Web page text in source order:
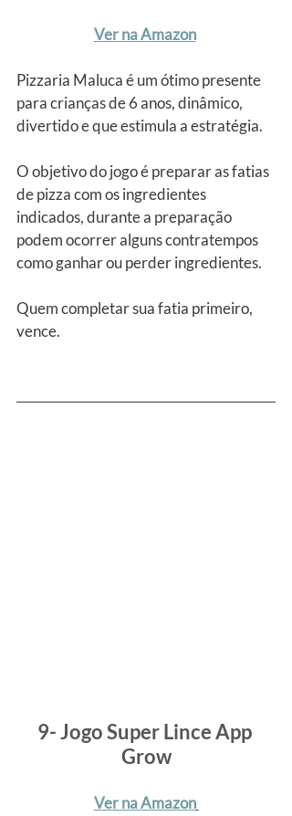
Ver na Amazon
Pizzaria Maluca é um ótimo presente
para crianças de 6 anos, dinâmico,
divertido e que estimula a estratégia.
O objetivo do jogo é preparar as fatias
de pizza com os ingredientes
indicados, durante a preparação
podem ocorrer alguns contratempos
como ganhar ou perder ingredientes.
Quem completar sua fatia primeiro,
vence.
9- Jogo Super Lince App
Grow
Ver na Amazon